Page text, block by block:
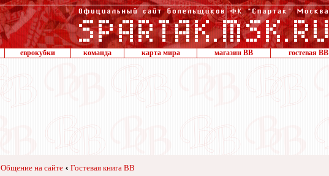
еврокубки команда карта мира магазин ВВ гостевая ВВ
Общение на сайте ‹ Гостевая книга ВВ